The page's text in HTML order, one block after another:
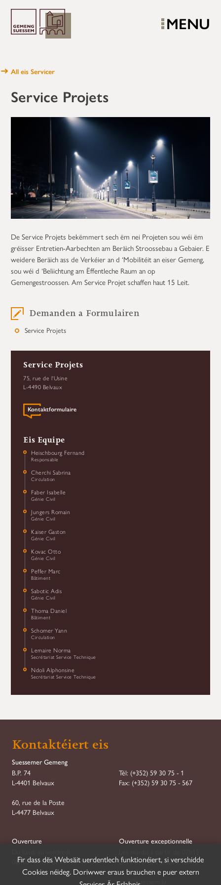
MENU
All eis Servicer
Service Projets
De Service Projets bekëmmert sech ëm nei Projeten sou wéi ëm
gréisser Entretien-Aarbechten am Beräich Stroossebau a Gebaier. E
weidere Beräich ass de Verkéier an d ‘Mobilitéit an eiser Gemeng,
sou wéi d ‘Beliichtung am Ëffentleche Raum an op
Gemengestroossen. Am Service Projet schaffen haut 15 Leit.
Demanden a Formulairen
Service Projets
Service Projets
75, rue de l'Usine
L-4490 Belvaux
Kontaktformulaire
Eis Equipe
Heischbourg Fernand
Responsable
Cherchi Sabrina
Circulation
Faber Isabelle
Génie Civil
Jungers Romain
Génie Civil
Kaiser Gaston
Génie Civil
Kovac Otto
Génie Civil
Peffer Marc
Bâtiment
Sabotic Adis
Génie Civil
Thoma Daniel
Bâtiment
Schomer Yann
Circulation
Lemaire Norma
Secrétariat Service Technique
Ndoli Alphonsine
Secrétariat Service Technique
Kontaktéiert eis
Suessemer Gemeng
B.P. 74
L-4401 Belvaux
60, rue de la Poste
L-4477 Belvaux
Tél: (+352) 59 30 75 - 1
Fax: (+352) 59 30 75 - 567
Ouverture
08h00–11h30 et 13h30–16h30
Ouverture exceptionnelle
Les mercredis jusqu'à 18h00
mail@suessem.lu
Fir dass dës Websäit uerdentlech funktionéiert, si verschidde
Cookies néideg. Doriwwer eraus brauchen e puer extern